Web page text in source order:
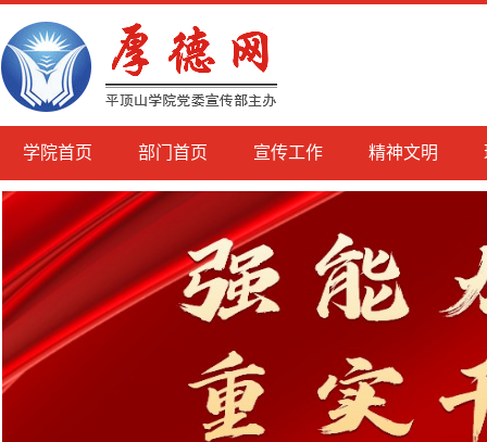
学院首页 部门首页 宣传工作 精神文明